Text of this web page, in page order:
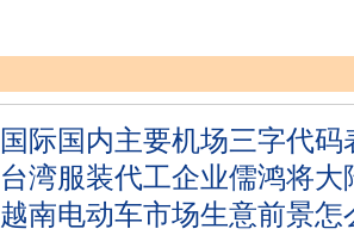
国际国内主要机场三字代码
台湾服装代工企业儒鸿将
越南电动车市场生意前景